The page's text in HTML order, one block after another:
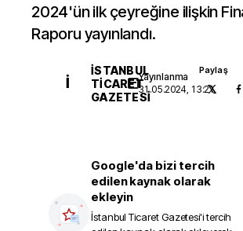
2024'ün ilk çeyreğine ilişkin
Raporu yayınlandı.
İ
İSTANBUL
TICARET
GAZETESI
Yayınlanma
31.05.2024, 13:21
Paylaş
Google'da bizi tercih
edilen kaynak olarak
ekleyin
İstanbul Ticaret Gazetesi'i tercih